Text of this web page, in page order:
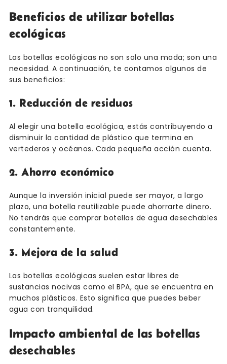
Beneficios de utilizar botellas
ecológicas
Las botellas ecológicas no son solo una moda; son una
necesidad. A continuación, te contamos algunos de
sus beneficios:
1. Reducción de residuos
Al elegir una botella ecológica, estás contribuyendo a
disminuir la cantidad de plástico que termina en
vertederos y océanos. Cada pequeña acción cuenta.
2. Ahorro económico
Aunque la inversión inicial puede ser mayor, a largo
plazo, una botella reutilizable puede ahorrarte dinero.
No tendrás que comprar botellas de agua desechables
constantemente.
3. Mejora de la salud
Las botellas ecológicas suelen estar libres de
sustancias nocivas como el BPA, que se encuentra en
muchos plásticos. Esto significa que puedes beber
agua con tranquilidad.
Impacto ambiental de las botellas
desechables